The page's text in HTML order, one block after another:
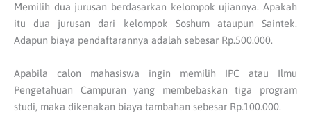
Memilih dua jurusan berdasarkan kelompok ujiannya. Apakah
itu dua jurusan dari kelompok Soshum ataupun Saintek.
Adapun biaya pendaftarannya adalah sebesar Rp.500.000.
Apabila calon mahasiswa ingin memilih IPC atau Ilmu
Pengetahuan Campuran yang membebaskan tiga program
studi, maka dikenakan biaya tambahan sebesar Rp.100.000.